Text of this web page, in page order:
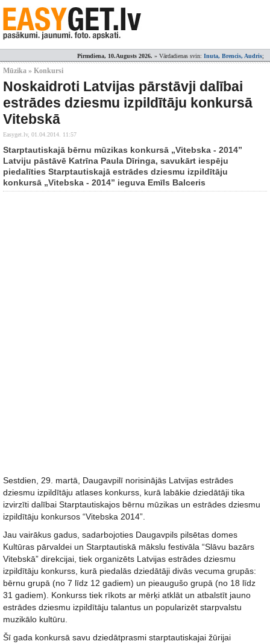
Pirmdiena, 10.Augusts 2026. » Vārdadienas svin: Inuta, Brencis, Audris;
Mūzika » Konkursi
Noskaidroti Latvijas pārstāvji dalībai
estrādes dziesmu izpildītāju konkursā
Vitebskā
Easyget.lv, 01.04.2014. 11:57
Starptautiskajā bērnu mūzikas konkursā „Vitebska - 2014”
Latviju pāstāvē Katrīna Paula Dīringa, savukārt iespēju
piedalīties Starptautiskajā estrādes dziesmu izpildītāju
konkursā „Vitebska - 2014” ieguva Emīls Balceris
Sestdien, 29. martā, Daugavpilī norisinājās Latvijas estrādes
dziesmu izpildītāju atlases konkurss, kurā labākie dziedātāji tika
izvirzīti dalībai Starptautiskajos bērnu mūzikas un estrādes dziesmu
izpildītāju konkursos “Vitebska 2014”.
Jau vairākus gadus, sadarbojoties Daugavpils pilsētas domes
Kultūras pārvaldei un Starptautiskā mākslu festivāla “Slāvu bazārs
Vitebskā” direkcijai, tiek organizēts Latvijas estrādes dziesmu
izpildītāju konkurss, kurā piedalās dziedātāji divās vecuma grupās:
bērnu grupā (no 7 līdz 12 gadiem) un pieaugušo grupā (no 18 līdz
31 gadiem). Konkurss tiek rīkots ar mērķi atklāt un atbalstīt jauno
estrādes dziesmu izpildītāju talantus un popularizēt starpvalstu
muzikālo kultūru.
Šī gada konkursā savu dziedātprasmi starptautiskajai žūrijai